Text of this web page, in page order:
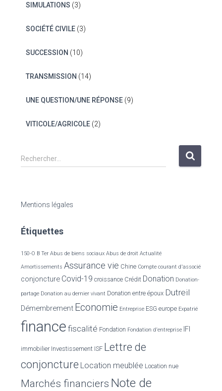
SIMULATIONS (3)
SOCIÉTÉ CIVILE(3)
SUCCESSION (10)
TRANSMISSION (14)
UNE QUESTION/UNE RÉPONSE(9)
VITICOLE/AGRICOLE(2)
R
e
r
h
r
Rechercher…
Mentions légales
Étiquettes
150-O B Ter Abus de biens sociaux Abus de droit Actualité
Amortissements Assurance vie Chine Compte courant d'associé
conjoncture Covid-19 croissance Crédit Donation Donation-
partage Donation au dernier vivant Donation entre époux Dutreil
Démembrement Economie Entreprise ESG europe Expatrié
finance fiscalité Fondation Fondation d'entreprise IFI
immobilier Investissement ISF Lettre de
conjoncture Location meublée Location nue
Marchés financiers Note de